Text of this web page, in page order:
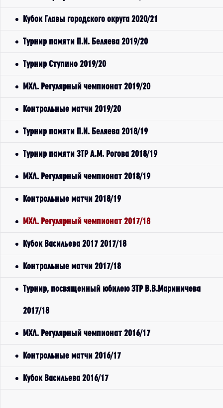
Кубок Главы городского округа 2020/21
Турнир памяти П.И. Беляева 2019/20
Турнир Ступино 2019/20
МХЛ. Регулярный чемпионат 2019/20
Контрольные матчи 2019/20
Турнир памяти П.И. Беляева 2018/19
Турнир памяти ЗТР А.М. Рогова 2018/19
МХЛ. Регулярный чемпионат 2018/19
Контрольные матчи 2018/19
МХЛ. Регулярный чемпионат 2017/18
Кубок Васильева 2017 2017/18
Контрольные матчи 2017/18
Турнир, посвященный юбилею ЗТР В.В.Мариничева
2017/18
МХЛ. Регулярный чемпионат 2016/17
Контрольные матчи 2016/17
Кубок Васильева 2016/17